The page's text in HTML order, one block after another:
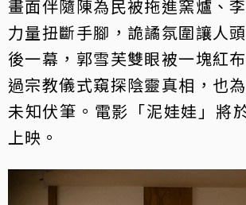
畫面伴隨陳為民被拖進窯爐、
力量扭斷手腳，詭譎氛圍讓人
後一幕，郭雪芙雙眼被一塊紅
過宗教儀式窺探陰靈真相，也
未知伏筆。電影「泥娃娃」將
上映。